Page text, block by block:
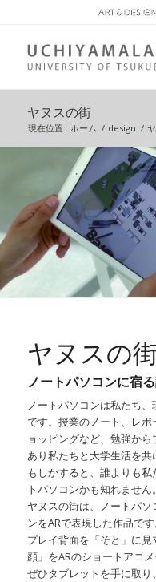
ヤヌスの街
現在位置: ホーム / design /
ヤヌスの
ノートパソコンに宿
ノートパソコンは私たち
です。授業のノート、レ
ョッピングなど、勉強か
あり私たちと大学生活を共
もしかすると、誰よりも
トパソコンかも知れません。
ヤヌスの街は、ノートパ
ンをARで表現した作品で
プレイ背面を「そと」に
顔」をARのショートアニ
ぜひタブレットを手に取